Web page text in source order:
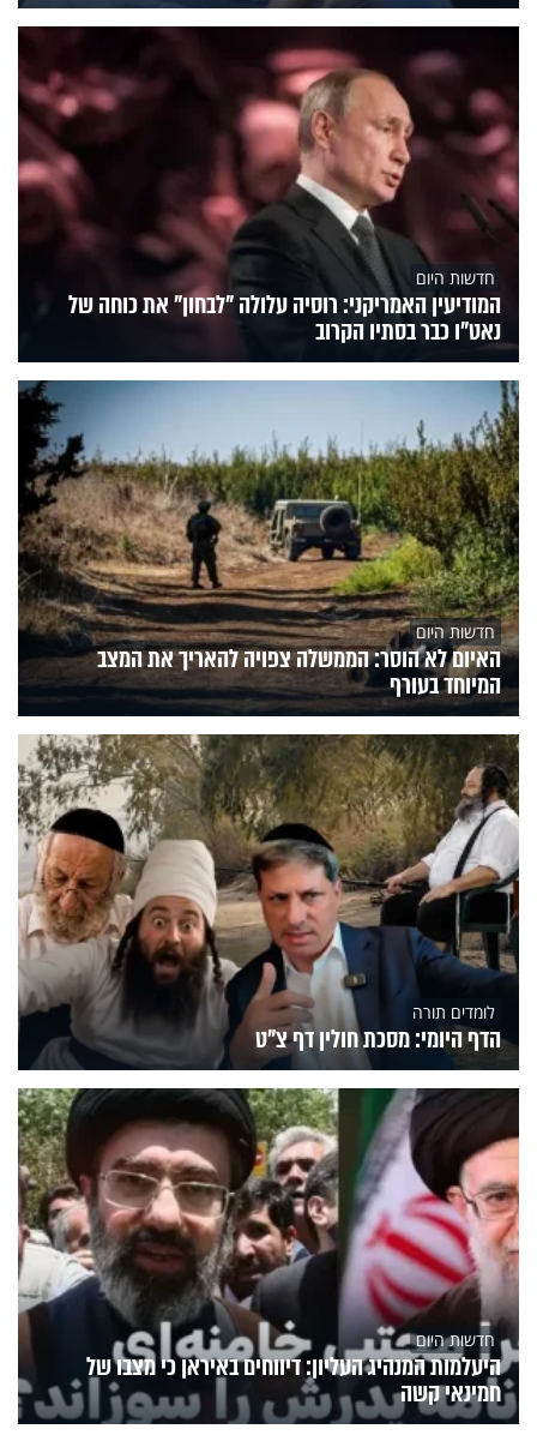
חדשות היום
המודיעין האמריקני: רוסיה עלולה "לבחון" את כוחה של
נאט"ו כבר בסתיו הקרוב
חדשות היום
האיום לא הוסר: הממשלה צפויה להאריך את המצב
המיוחד בעורף
לומדים תורה
הדף היומי: מסכת חולין דף צ"ט
חדשות היום
היעלמות המנהיג העליון: דיווחים באיראן כי מצבו של
חמינאי קשה